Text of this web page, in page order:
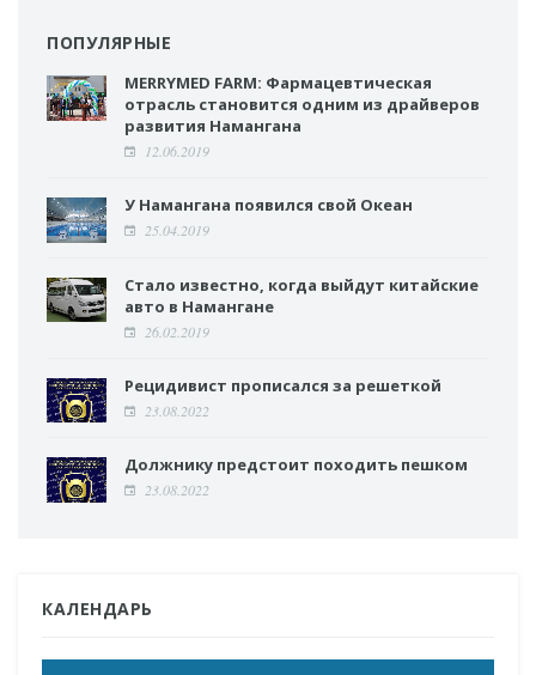
ПОПУЛЯРНЫЕ
MERRYMED FARM: Фармацевтическая
отрасль становится одним из драйверов
развития Намангана
12.06.2019
У Намангана появился свой Океан
25.04.2019
Стало известно, когда выйдут китайские
авто в Намангане
26.02.2019
Рецидивист прописался за решеткой
23.08.2022
Должнику предстоит походить пешком
23.08.2022
КАЛЕНДАРЬ